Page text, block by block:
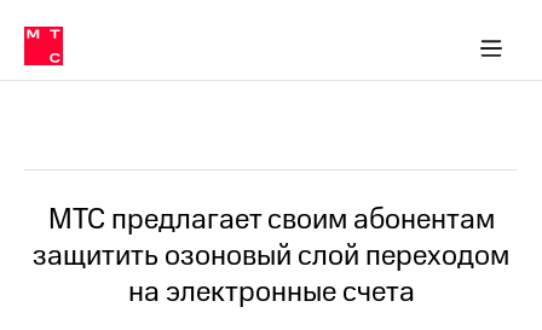
Медиа-центр
и акционерам
Устойчивое развитие
Комплаенс и деловая этика
компании
Карьера
История
компании
Руководство
в МТС
Пресс-
релизы
МТС
о технологиях
МТС предлагает своим абонентам
защитить озоновый слой переходом
на электронные счета